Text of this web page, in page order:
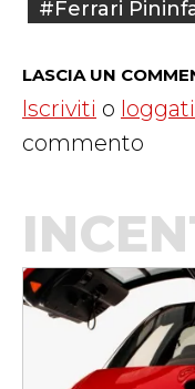
#Ferrari
LASCIA UN
Iscriviti o loggati
commento